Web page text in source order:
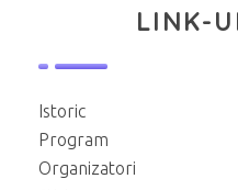
LINK-
Istoric
Program
Organizatori